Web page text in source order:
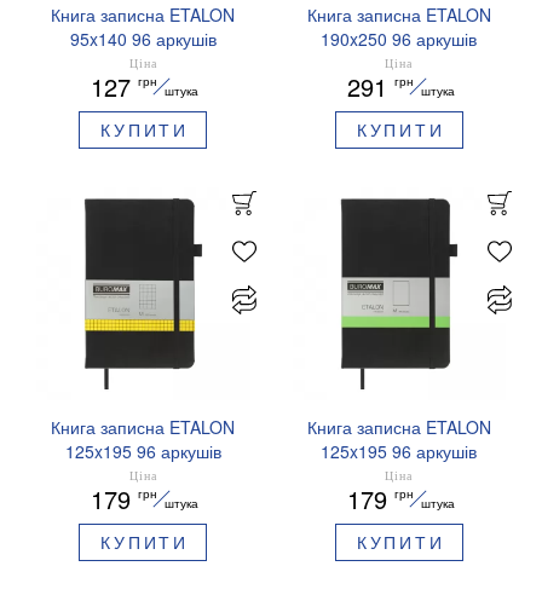
Книга записна ETALON
95x140 96 аркушів
клітинка BUROMAX
BM.296160
Ціна
127 грн
штука
КУПИТИ
Книга записна ETALON
190x250 96 аркушів
клітинка BUROMAX
BM.292160
Ціна
291 грн
штука
КУПИТИ
Книга записна ETALON
125x195 96 аркушів
клітинка BUROMAX
BM.291160
Ціна
179 грн
штука
КУПИТИ
Книга записна ETALON
125x195 96 аркушів
чистий блок BUROMAX
BM.291060
Ціна
179 грн
штука
КУПИТИ